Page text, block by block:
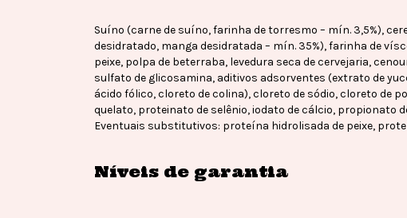
Suíno (carne de suíno, farinha de torresmo – mín. 3,5%),
desidratado, manga desidratada – mín. 35%), farinha de
peixe, polpa de beterraba, levedura seca de cervejaria,
sulfato de glicosamina, aditivos adsorventes (extrato de
ácido fólico, cloreto de colina), cloreto de sódio, cloreto de
quelato, proteinato de selênio, iodato de cálcio, propionato
Eventuais substitutivos: proteína hidrolisada de peixe,
Níveis de garantia